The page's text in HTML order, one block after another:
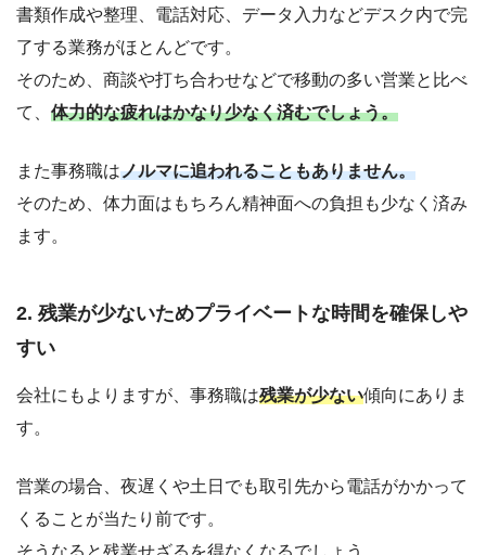
書類作成や整理、電話対応、データ入力などデスク内で完
了する業務がほとんどです。
そのため、商談や打ち合わせなどで移動の多い営業と比べ
て、 体力的な疲れはかなり少なく済むでしょう。
また事務職はノルマに追われることもありません。
そのため、体力面はもちろん精神面への負担も少なく済み
ます。
2. 残業が少ないためプライベートな時間を確保しや
すい
会社にもよりますが、事務職は残業が少ない傾向にありま
す。
営業の場合、夜遅くや土日でも取引先から電話がかかって
くることが当たり前です。
そうなると残業せざるを得なくなるでしょう。